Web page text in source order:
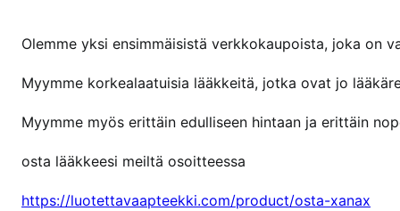
k
l
i
o
Olemme yksi ensimmäisistä verkkokaupoista, joka on
Myymme korkealaatuisia lääkkeitä, jotka ovat jo
Myymme myös erittäin edulliseen hintaan ja erittäin
osta lääkkeesi meiltä osoitteessa
https://luotettavaapteekki.com/product/osta-xanax